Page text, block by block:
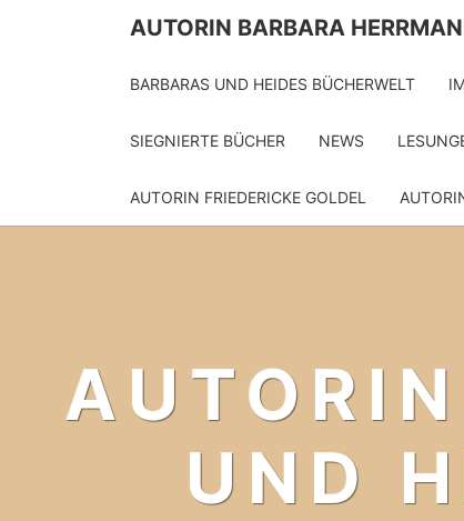
AUTORIN BARBARA
BARBARAS UND HEIDES BÜCHERWELT
SIEGNIERTE BÜCHER NEWS
AUTORIN FRIEDERICKE GOLDEL
UND